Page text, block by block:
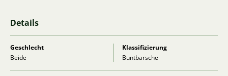
Details
Geschlecht
Beide
Klassifizierung
Buntbarsche